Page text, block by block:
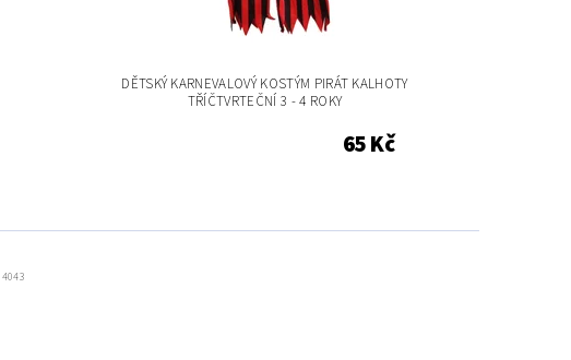
DĚTSKÝ KARNEVALOVÝ KOSTÝM PIRÁT KALHOTY
TŘÍČTVRTEČNÍ 3 - 4 ROKY
65 Kč
4043